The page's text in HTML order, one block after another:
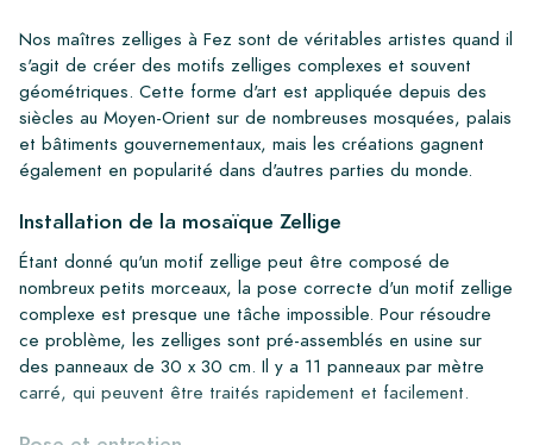
Nos maîtres zelliges à Fez sont de véritables artistes quand il
s'agit de créer des motifs zelliges complexes et souvent
géométriques. Cette forme d'art est appliquée depuis des
siècles au Moyen-Orient sur de nombreuses mosquées, palais
et bâtiments gouvernementaux, mais les créations gagnent
également en popularité dans d'autres parties du monde.
Installation de la mosaïque Zellige
Étant donné qu'un motif zellige peut être composé de
nombreux petits morceaux, la pose correcte d'un motif zellige
complexe est presque une tâche impossible. Pour résoudre
ce problème, les zelliges sont pré-assemblés en usine sur
des panneaux de 30 x 30 cm. Il y a 11 panneaux par mètre
carré, qui peuvent être traités rapidement et facilement.